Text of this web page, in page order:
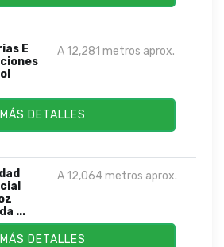
E
A 12,281 metros aprox.
MÁS DETALLES
...
A 12,064 metros aprox.
MÁS DETALLES